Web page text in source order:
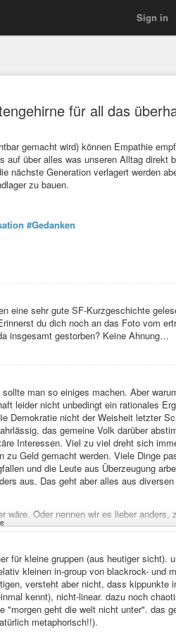
Sign in
für all das
gemacht wird) können Empathie
auf über alles was unseren Alltag direkt
nächste Generation verlagert werden
zu bauen.
#Gedanken
eine sehr gute SF-Kurzgeschichte
du dich noch an das Foto vom
insgesamt gestorben? Keine Ahnung…
man so einiges machen. Aber
leider nicht unbedingt ein rationales
Demokratie nicht der Weisheit letzter
das gemeine Volk darüber
Interessen. Viel zu viel dreht sich
Geld gemacht werden. Viele Dinge
und die Leute aus Überzeugung
aus. Das geht aber alles aus
wäre. Oder nennen wir es lieber anders,
der Wähler entscheidet nach den
weiteren kann er Informationen nicht
dazu führt, dass bestimmte Gruppen
alles gegen Demokratie, aber auf
Dann wird es schwierig.
System grundlegend geändert wird. Das
neuen Verfassungsentwurf und einer
für kleine gruppen (aus heutiger sicht).
kleinen in-group von blackrock- und
versteht aber nicht, dass kippunkte
kennt), nicht-linear. dazu noch
geht die welt nicht unter". das
metaphorisch!!).